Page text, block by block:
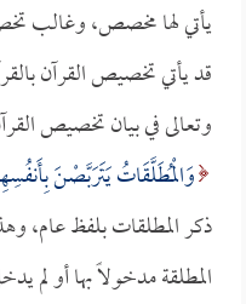
يأتي لها مخصص، وغالب
قد يأتي تخصيص القرآن
وتعالى في بيان تخصيص
وَالْمُطَلَّقَاتُ يَتَرَبَّصْنَ
ذكر المطلقات بلفظ عام،
المطلقة مدخولاً بها أو